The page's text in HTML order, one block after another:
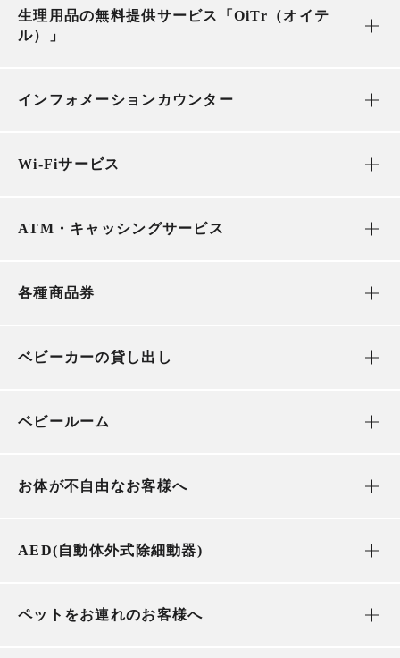
生理用品の無料提供サービス「OiTr（オイテ
ル）」
インフォメーションカウンター
Wi-Fiサービス
ATM・キャッシングサービス
各種商品券
ベビーカーの貸し出し
ベビールーム
お体が不自由なお客様へ
AED(自動体外式除細動器)
ペットをお連れのお客様へ